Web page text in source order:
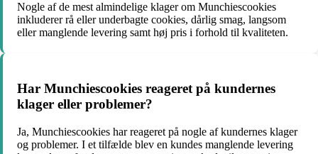
Nogle af de mest almindelige klager om Munchiescookies
inkluderer rå eller underbagte cookies, dårlig smag, langsom
eller manglende levering samt høj pris i forhold til kvaliteten.
Har Munchiescookies reageret på kundernes
klager eller problemer?
Ja, Munchiescookies har reageret på nogle af kundernes klager
og problemer. I et tilfælde blev en kundes manglende levering